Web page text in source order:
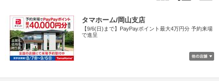
タマホーム/岡山支店
【9/6(日)まで】PayPayポイント最大4万円分 予約来場
で進呈